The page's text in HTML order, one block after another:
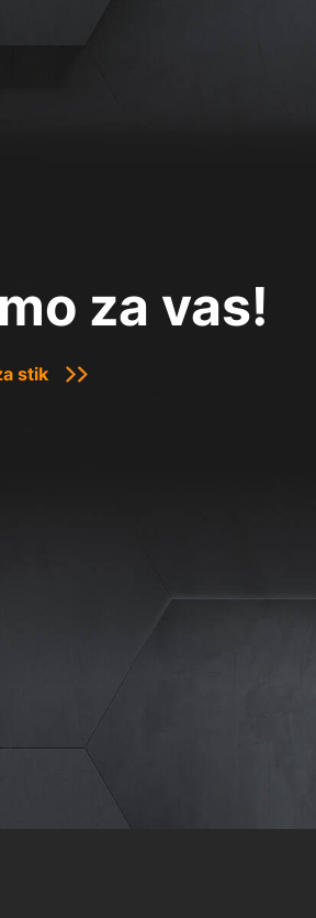
za vas!
stik